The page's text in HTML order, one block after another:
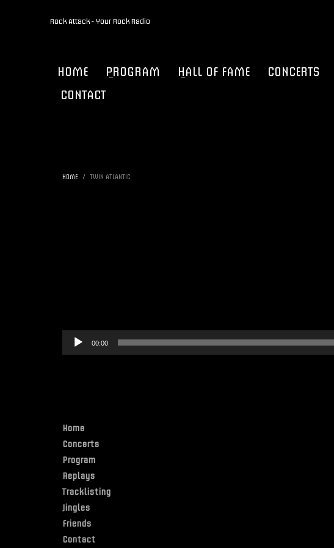
Rock Attack - Your Rock Radio
HOME PROGRAM HALL OF FAME
CONCERTS
CONTACT
HOME TWIN ATLANTIC
Lecteur
audio
00:00
Home
Concerts
Program
Replays
Tracklisting
Jingles
Friends
Contact